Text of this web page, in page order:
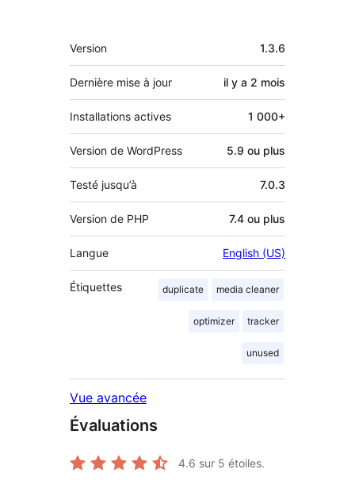
Méta
Version 1.3.6
Dernière mise à jour il y a 2 mois
Installations actives 1 000+
Version de WordPress 5.9 ou plus
Testé jusqu’à 7.0.3
Version de PHP 7.4 ou plus
Langue English (US)
Étiquettes duplicate media cleaner
optimizer tracker
unused
Vue avancée
Évaluations
4.6 sur 5 étoiles.